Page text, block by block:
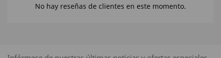
No hay reseñas de clientes en este momento.